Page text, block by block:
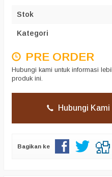
Stok
Kategori
PRE ORDER
Hubungi kami untuk informasi
produk ini.
Hubungi Kami
Bagikan ke